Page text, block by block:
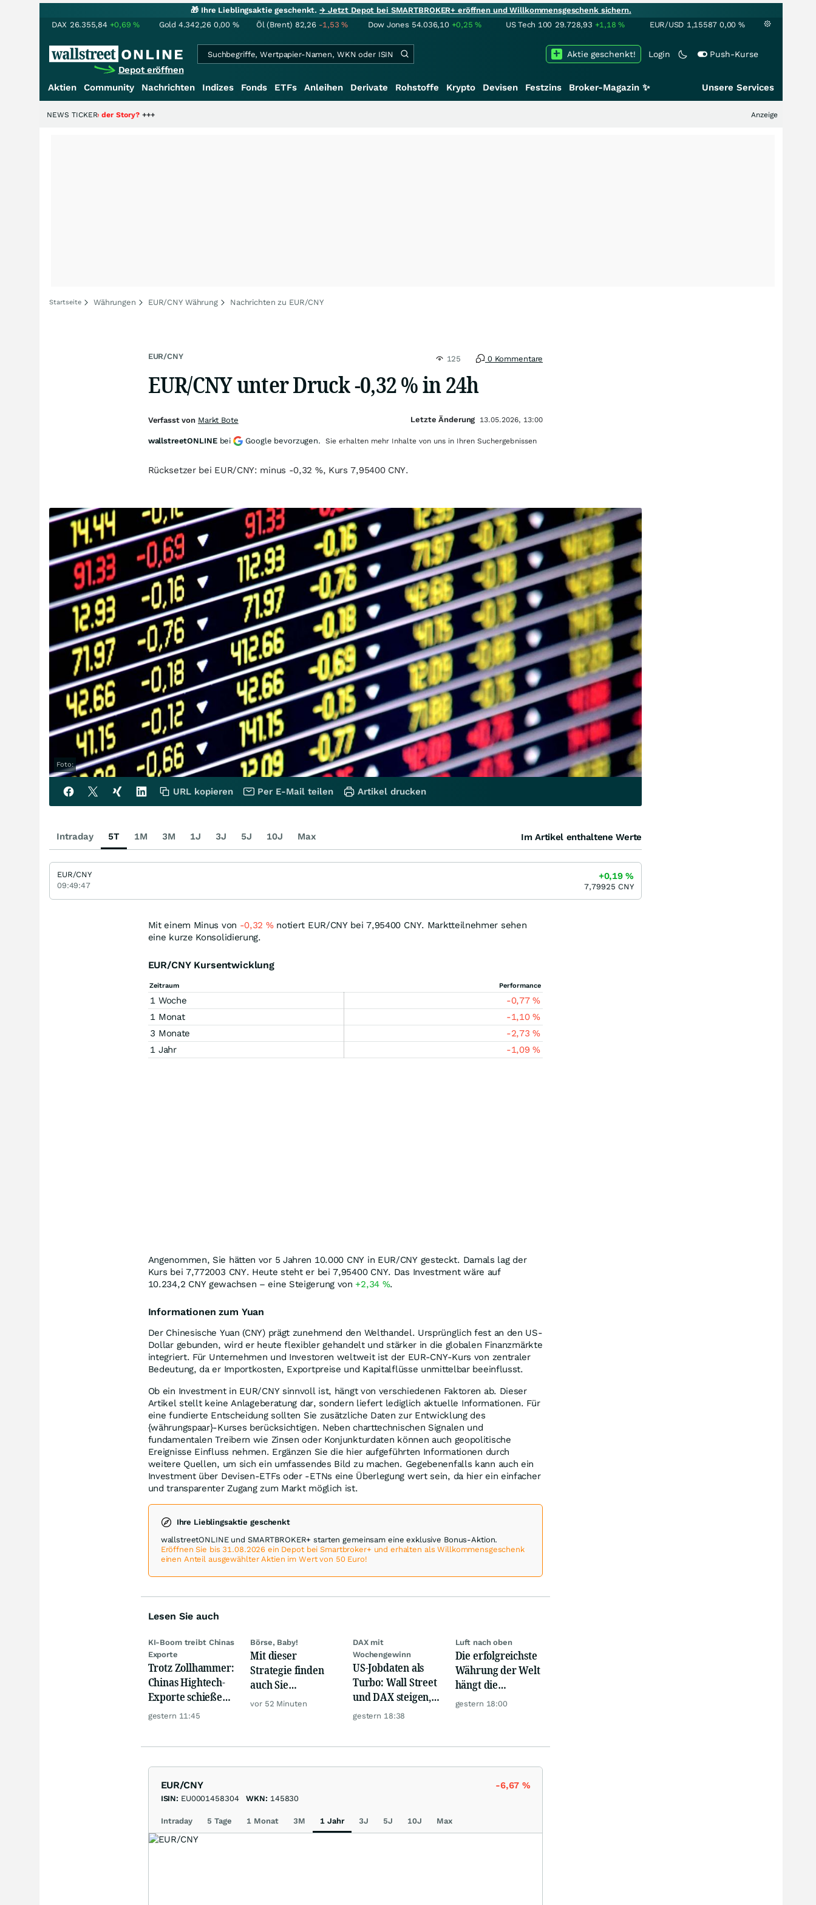
🎁 Ihre Lieblingsaktie geschenkt.→ Jetzt Depot bei SMARTBROKER+ eröffnen und Willkommensgeschenk sichern.
DAX 26.355,84 +0,69% Gold 4.342,26 0,00 % Öl (Brent) 82,26 -1,53% Dow Jones 54.036,10 +0,25% US Tech 100 29.728,93 +1,18% EUR/USD 1,15587 0,00 %
Depot eröffnen
Login Push-Kurse
Aktie geschenkt!
Aktien Community Nachrichten Indizes Fonds ETFs Anleihen Derivate Rohstoffe Krypto Devisen Festzins Broker-Magazin ✨ Unsere Services
Hälfte der Story?+++ Anzeige
NEWS TICKER
Startseite Währungen EUR/CNY Währung Nachrichten zu EUR/CNY
EUR/CNY 125 0 Kommentare
EUR/CNY unter Druck -0,32 % in 24h
Rücksetzer bei EUR/CNY: minus -0,32 %, Kurs 7,95400 CNY.
Foto:
Mit einem Minus von -0,32 %notiert EUR/CNY bei 7,95400 CNY. Marktteilnehmer sehen
eine kurze Konsolidierung.
EUR/CNY Kursentwicklung
Zeitraum Performance
1 Woche -0,77%
1 Monat
-1,10%
3 Monate
-2,73%
1 Jahr
-1,09%
Angenommen, Sie hätten vor 5 Jahren 10.000 CNY in EUR/CNY gesteckt. Damals lag der
Kurs bei 7,772003 CNY. Heute steht er bei 7,95400 CNY. Das Investment wäre auf
10.234,2 CNYgewachsen – eine Steigerung von +2,34 %.
Informationen zum Yuan
Der Chinesische Yuan (CNY) prägt zunehmend den Welthandel. Ursprünglich fest an den US-
Dollar gebunden, wird er heute flexibler gehandelt und stärker in die globalen Finanzmärkte
integriert. Für Unternehmen und Investoren weltweit ist der EUR-CNY-Kurs von zentraler
Bedeutung, da er Importkosten, Exportpreise und Kapitalflüsse unmittelbar beeinflusst.
Ob ein Investment in EUR/CNY sinnvoll ist, hängt von verschiedenen Faktoren ab. Dieser
Artikel stellt keine Anlageberatung dar, sondern liefert lediglich aktuelle Informationen. Für
eine fundierte Entscheidung sollten Sie zusätzliche Daten zur Entwicklung des
{währungspaar}-Kurses berücksichtigen. Neben charttechnischen Signalen und
fundamentalen Treibern wie Zinsen oder Konjunkturdaten können auch geopolitische
Ereignisse Einfluss nehmen. Ergänzen Sie die hier aufgeführten Informationen durch
weitere Quellen, um sich ein umfassendes Bild zu machen. Gegebenenfalls kann auch ein
Investment über Devisen-ETFs oder -ETNs eine Überlegung wert sein, da hier ein einfacher
und transparenter Zugang zum Markt möglich ist.
Ihre Lieblingsaktie geschenkt
wallstreetONLINE und SMARTBROKER+ starten gemeinsam eine exklusive Bonus-Aktion.
Eröffnen Sie bis 31.08.2026 ein Depot bei Smartbroker+ und erhalten als Willkommensgeschenk
einen Anteil ausgewählter Aktien im Wert von 50 Euro!
Lesen Sie auch
KI-Boom treibt Chinas
Exporte
Trotz Zollhammer:
Chinas Hightech-
Exporte schießen
weiter nach oben
gestern 11:45
Börse, Baby!
Mit dieser
Strategie finden
auch Sie
zuverlässig
vor 52 Minuten
DAX mit
Wochengewinn
US-Jobdaten als
Turbo: Wall Street
und DAX steigen,
Gold glänzt
gestern 18:38
Luft nach oben
Die erfolgreichste
Währung der Welt
hängt die
Konkurrenz ab
gestern 18:00
EUR/CNY -6,67 %
ISIN: EU0001458304 WKN: 145830
Intraday 5 Tage 1 Monat 3M 1 Jahr 3J 5J 10J Max
Verfasst von Markt Bote Letzte Änderung 13.05.2026, 13:00
wallstreetONLINE bei Google bevorzugen. Sie erhalten mehr Inhalte von uns in Ihren Suchergebnissen
URL kopieren Per E-Mail teilen Artikel drucken
Intraday 5T 1M 3M 1J 3J 5J 10J Max Im Artikel enthaltene Werte
EUR/CNY
09:49:47
+0,19%
7,79925 CNY